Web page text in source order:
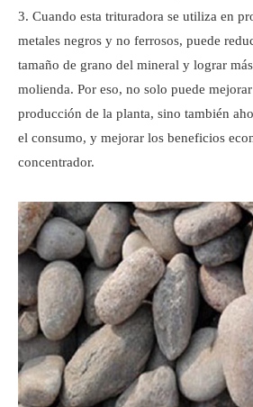
Cuando esta trituradora se utiliza en
metales negros y no ferrosos, puede
tamaño de grano del mineral y lograr
molienda. Por eso, no solo puede
producción de la planta, sino también
el consumo, y mejorar los beneficios
concentrador.